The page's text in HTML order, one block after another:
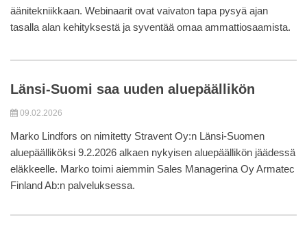
äänitekniikkaan. Webinaarit ovat vaivaton tapa pysyä ajan
tasalla alan kehityksestä ja syventää omaa ammattiosaamista.
Länsi-Suomi saa uuden aluepäällikön
09.02.2026
Marko Lindfors on nimitetty Stravent Oy:n Länsi-Suomen
aluepäälliköksi 9.2.2026 alkaen nykyisen aluepäällikön jäädessä
eläkkeelle. Marko toimi aiemmin Sales Managerina Oy Armatec
Finland Ab:n palveluksessa.